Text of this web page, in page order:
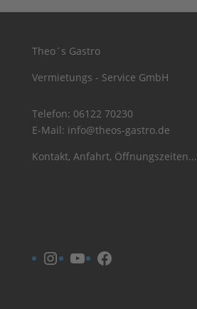
Theo´s Gastro
Vermietungs - Service GmbH
Telefon: 06122 70230
E-Mail: info@theos-gastro.de
Kontakt, Anfahrt, Öffnungszeiten...
Instagram
YouTubeFacebook